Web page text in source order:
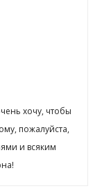
хочу, чтобы
пожалуйста,
и всяким